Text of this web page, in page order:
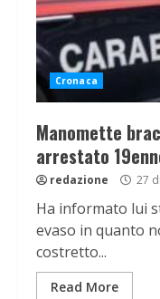
Cronaca
Manomette
arrestato
redazione 27
Ha informato lui
evaso in quanto
costretto...
Read More